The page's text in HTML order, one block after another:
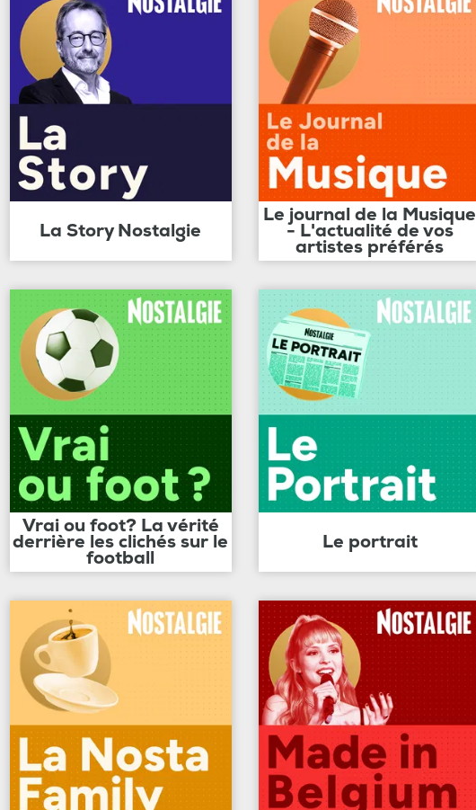
La Story Nostalgie
Le journal de la Musique
- L'actualité de vos
artistes préférés
Vrai ou foot? La vérité
derrière les clichés sur le
football
Le portrait